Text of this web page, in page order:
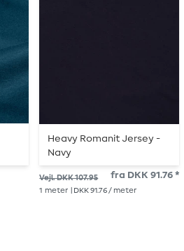
Heavy Romanit Jersey -
Navy
Vejl. DKK 107.95 fra DKK 91.76 *
1 meter | DKK 91.76 / meter